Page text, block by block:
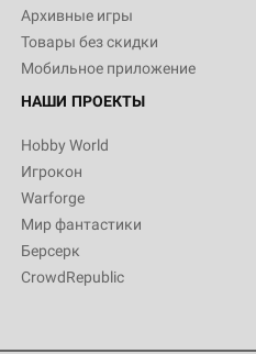
Архивные игры
Товары без скидки
Мобильное приложение
НАШИ ПРОЕКТЫ
Hobby World
Игрокон
Warforge
Мир фантастики
Берсерк
CrowdRepublic